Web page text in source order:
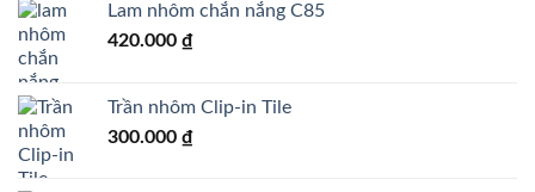
Lam nhôm chắn nắng C85
420.000 ₫
Trần nhôm Clip-in Tile
300.000 ₫